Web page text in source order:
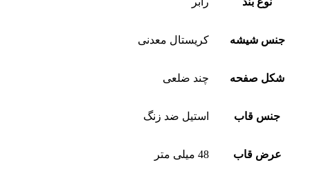
جنس شیشه کریستال معدنی
شکل صفحه چند ضلعی
جنس قاب استیل ضد زنگ
عرض قاب 48 میلی متر